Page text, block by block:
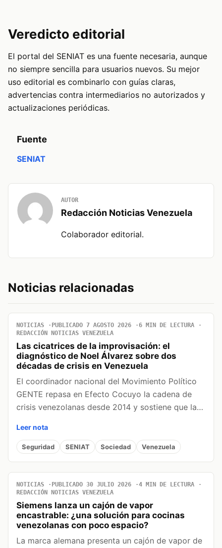
Veredicto editorial
El portal del SENIAT es una fuente necesaria, aunque
no siempre sencilla para usuarios nuevos. Su mejor
uso editorial es combinarlo con guías claras,
advertencias contra intermediarios no autorizados y
actualizaciones periódicas.
Fuente
SENIAT
AUTOR
Redacción Noticias Venezuela
Colaborador editorial.
Noticias relacionadas
NOTICIAS PUBLICADO 7 AGOSTO 2026
6 MIN DE LECTURA
REDACCIÓN NOTICIAS VENEZUELA
Las cicatrices de la improvisación: el
diagnóstico de Noel Álvarez sobre dos
décadas de crisis en Venezuela
El coordinador nacional del Movimiento Político
GENTE repasa en Efecto Cocuyo la cadena de
crisis venezolanas desde 2014 y sostiene que la…
Leer nota
Seguridad SENIAT Sociedad Venezuela
NOTICIAS PUBLICADO 30 JULIO 2026
4 MIN DE LECTURA
REDACCIÓN NOTICIAS VENEZUELA
Siemens lanza un cajón de vapor
encastrable: ¿una solución para cocinas
venezolanas con poco espacio?
La marca alemana presenta un cajón de vapor de